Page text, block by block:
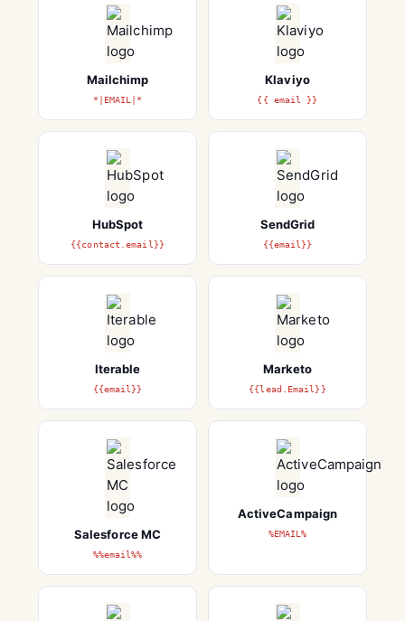
Mailchimp
*|EMAIL|*
Klaviyo
{{ email }}
HubSpot
{{contact.email}}
SendGrid
{{email}}
Iterable
{{email}}
Marketo
{{lead.Email}}
Salesforce MC
%%email%%
ActiveCampaign
%EMAIL%